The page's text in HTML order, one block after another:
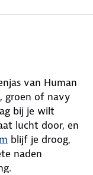
van Human
groen of navy
bij je wilt
lucht door, en
blijf je droog,
naden